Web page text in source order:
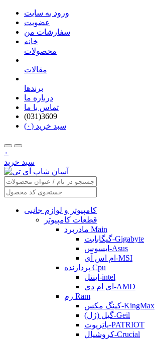
ورود به سایت
عضویت
سفارشات من
خانه
محصولات
مقالات
برندها
درباره ما
تماس با ما
(031)3609
سبد خرید (۰)
۰
سبد خرید
کامپیوتر و لوازم جانبی
قطعات کامپیوتر
مادربرد Main
گیگابایت-Gigabyte
ایسوس-Asus
ام اس آی-MSI
پردازنده Cpu
اینتل-intel
ای ام دی-AMD
رم Ram
کینگ مکس-KingMax
گیل (ژل)-Geil
پاتریوت-PATRIOT
کروشیال-Crucial